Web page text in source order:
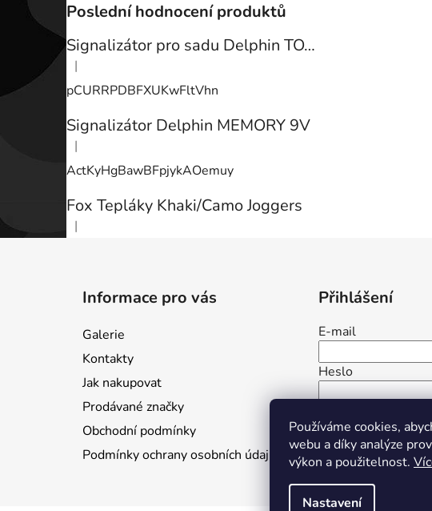
Používáme cookies,
webu a díky analýze
výkon a použitelnost.
Nastavení
Poslední hodnocení produktů
Signalizátor pro sadu Delphin TOTEM
Hodnocení produktu je 3 z 5 hvězdiček.
|
pCURRPDBFXUKwFltVhn
Signalizátor Delphin MEMORY 9V
Hodnocení produktu je 3 z 5 hvězdiček.
|
ActKyHgBawBFpjykAOemuy
Fox Tepláky Khaki/Camo Joggers
Hodnocení produktu je 5 z 5 hvězdiček.
|
Informace pro vás
Galerie
Kontakty
Jak nakupovat
Prodávané značky
Obchodní podmínky
Podmínky ochrany osobních údajů
Přihlášení
E-mail
Heslo
PŘIHLÁSIT SE
Nová registrace